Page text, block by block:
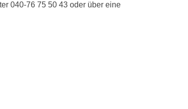
040-76 75 50 43 oder über eine